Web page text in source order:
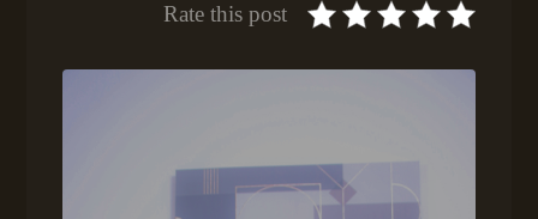
Rate this post